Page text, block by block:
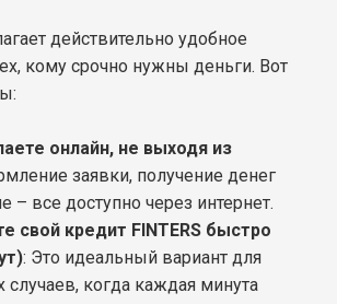
действительно удобное
кому срочно нужны деньги. Вот
онлайн, не выходя из
заявки, получение денег
– все доступно через интернет.
свой кредит FINTERS быстро
: Это идеальный вариант для
случаев, когда каждая минута